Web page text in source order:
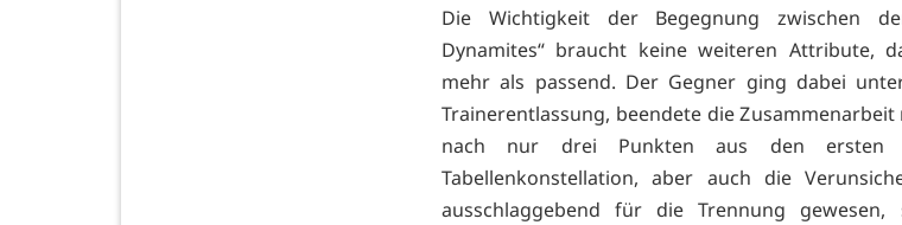
Die Wichtigkeit der Begegnung zwischen
Dynamites“ braucht keine weiteren Attribute,
mehr als passend. Der Gegner ging dabei
Trainerentlassung, beendete die
nach nur drei Punkten aus den ersten
Tabellenkonstellation, aber auch die
ausschlaggebend für die Trennung